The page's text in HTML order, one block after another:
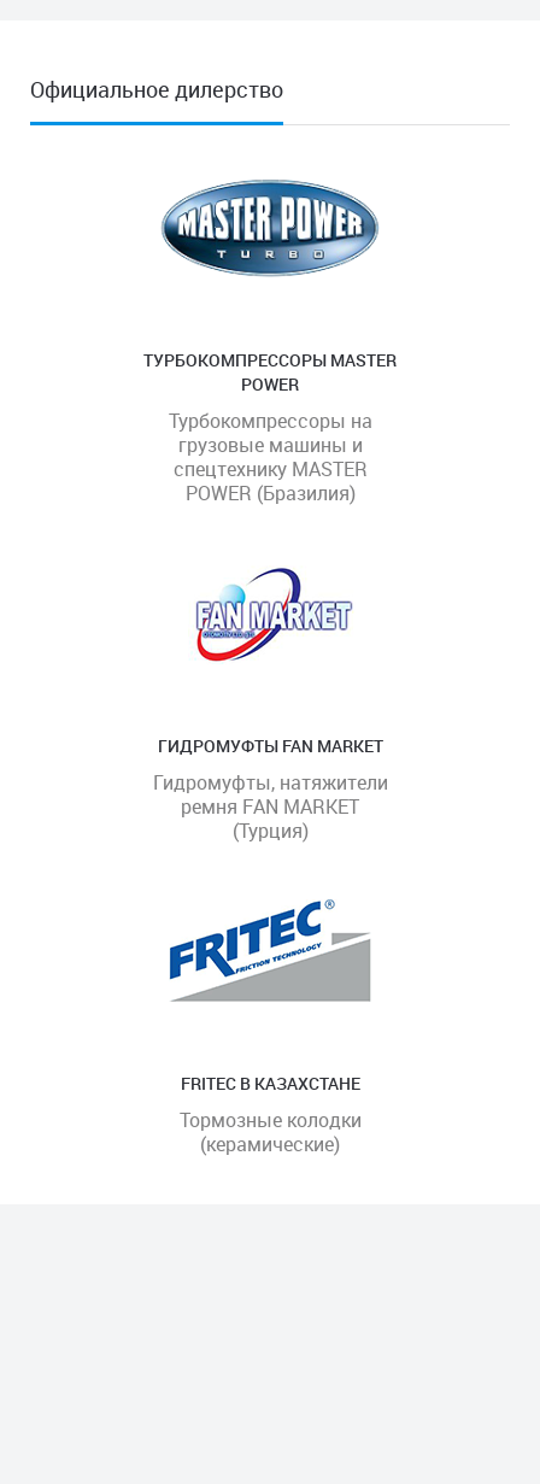
Официальное дилерство
ТУРБОКОМПРЕССОРЫ MASTER
POWER
Турбокомпрессоры на
грузовые машины и
спецтехнику MASTER
POWER (Бразилия)
ГИДРОМУФТЫ FAN MARKET
Гидромуфты, натяжители
ремня FAN MARKET
(Турция)
FRITEC В КАЗАХСТАНЕ
Тормозные колодки
(керамические)